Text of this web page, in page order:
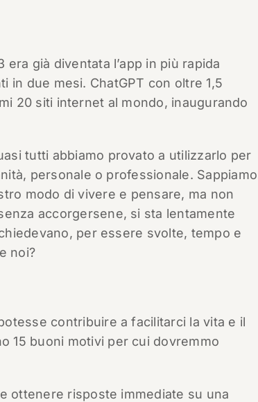
già diventata l’app in più rapida
in due mesi. ChatGPT con oltre 1,5
20 siti internet al mondo, inaugurando
tutti abbiamo provato a utilizzarlo per
personale o professionale. Sappiamo
modo di vivere e pensare, ma non
accorgersene, si sta lentamente
per essere svolte, tempo e
noi?
contribuire a facilitarci la vita e il
15 buoni motivi per cui dovremmo
ottenere risposte immediate su una